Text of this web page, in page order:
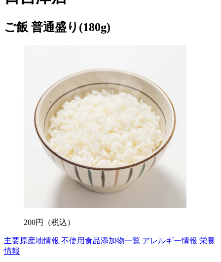
ご飯 普通盛り(180g)
200円 （税込）
主要原産地情報 不使用食品添加物一覧 アレルギー情報 栄養
情報